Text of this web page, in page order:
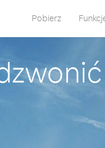
Pobierz